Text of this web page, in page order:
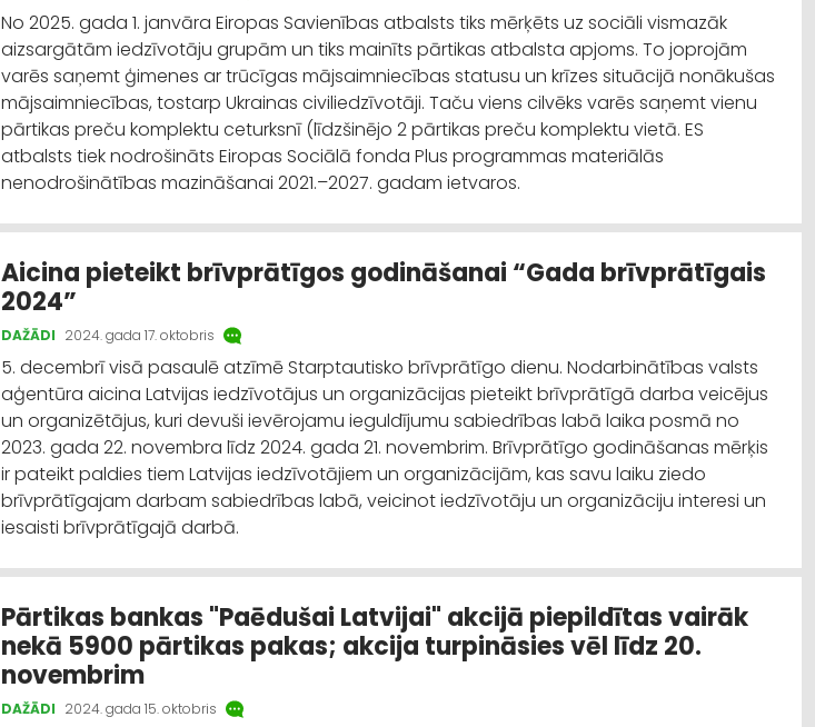
No 2025. gada 1. janvāra Eiropas Savienības atbalsts tiks mērķēts uz sociāli vismazāk
aizsargātām iedzīvotāju grupām un tiks mainīts pārtikas atbalsta apjoms. To joprojām
varēs saņemt ģimenes ar trūcīgas mājsaimniecības statusu un krīzes situācijā nonākušas
mājsaimniecības, tostarp Ukrainas civiliedzīvotāji. Taču viens cilvēks varēs saņemt vienu
pārtikas preču komplektu ceturksnī (līdzšinējo 2 pārtikas preču komplektu vietā. ES
atbalsts tiek nodrošināts Eiropas Sociālā fonda Plus programmas materiālās
nenodrošinātības mazināšanai 2021.–2027. gadam ietvaros.
Aicina pieteikt brīvprātīgos godināšanai “Gada brīvprātīgais
2024”
DAŽĀDI 2024. gada 17. oktobris
5. decembrī visā pasaulē atzīmē Starptautisko brīvprātīgo dienu. Nodarbinātības valsts
aģentūra aicina Latvijas iedzīvotājus un organizācijas pieteikt brīvprātīgā darba veicējus
un organizētājus, kuri devuši ievērojamu ieguldījumu sabiedrības labā laika posmā no
2023. gada 22. novembra līdz 2024. gada 21. novembrim. Brīvprātīgo godināšanas mērķis
ir pateikt paldies tiem Latvijas iedzīvotājiem un organizācijām, kas savu laiku ziedo
brīvprātīgajam darbam sabiedrības labā, veicinot iedzīvotāju un organizāciju interesi un
iesaisti brīvprātīgajā darbā.
Pārtikas bankas "Paēdušai Latvijai" akcijā piepildītas vairāk
nekā 5900 pārtikas pakas; akcija turpināsies vēl līdz 20.
novembrim
DAŽĀDI 2024. gada 15. oktobris